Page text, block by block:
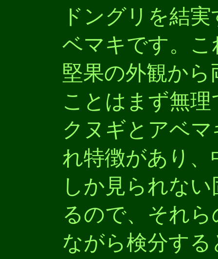
ドングリを結
ベマキです。
堅果の外観から
ことはまず無
クヌギとアベ
れ特徴があり
しか見られな
るので、それ
ながら検分す